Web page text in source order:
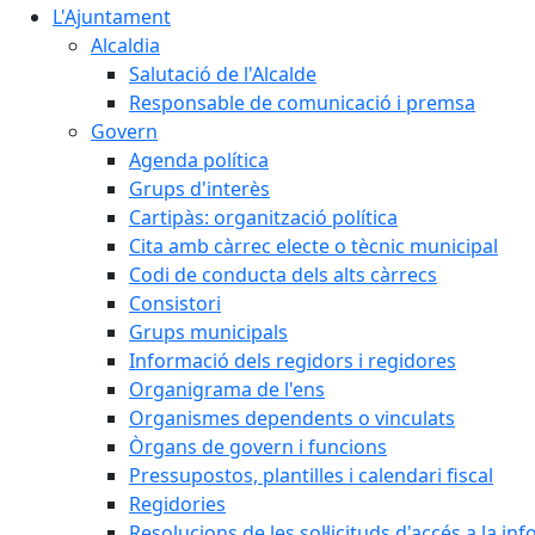
L'Ajuntament
Alcaldia
Salutació de l'Alcalde
Responsable de comunicació i premsa
Govern
Agenda política
Grups d'interès
Cartipàs: organització política
Cita amb càrrec electe o tècnic municipal
Codi de conducta dels alts càrrecs
Consistori
Grups municipals
Informació dels regidors i regidores
Organigrama de l'ens
Organismes dependents o vinculats
Òrgans de govern i funcions
Pressupostos, plantilles i calendari fiscal
Regidories